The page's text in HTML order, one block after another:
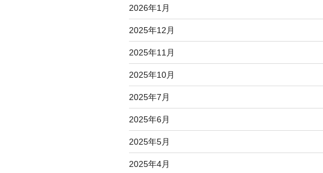
2026年1月
2025年12月
2025年11月
2025年10月
2025年7月
2025年6月
2025年5月
2025年4月